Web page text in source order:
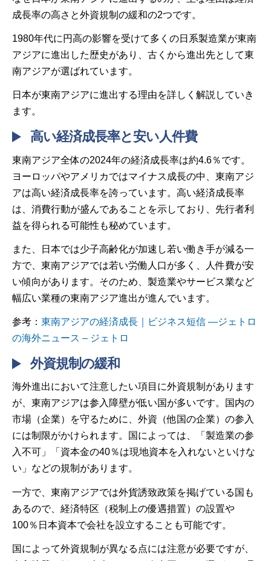
成長率の高さと外資規制の緩和の2つです。
1980年代に円高の影響を受けて多くの日系製造業が東南
アジアに進出した歴史があり、古くから進出先として東
南アジアが選ばれています。
日本が東南アジアに進出する理由を詳しく解説していき
ます。
高い経済成長率と安い人件費
東南アジア全体の2024年の経済成長率は約4.6％です。
ヨーロッパやアメリカではマイナス成長の中、東南アジ
アは高い経済成長率を誇っています。高い経済成長率
は、消費行動が盛んであることを示しており、先行者利
益を得られる可能性も秘めています。
また、日本では少子高齢化が加速し若い働き手が減る一
方で、東南アジアでは若い労働人口が多く、人件費が安
い傾向があります。そのため、製造業やサービス業など
幅広い業種の東南アジア進出が進んでいます。
参考： 東南アジアの経済成長｜ビジネス短信 ―ジェトロ
の海外ニュース – ジェトロ
外資規制の緩和
海外進出において注意したい項目に外資規制があります
が、東南アジアは参入障壁が低い国が多いです。国内の
市場（企業）を守るために、外資（他国の企業）の参入
には制限がかけられます。国によっては、「製造業の参
入不可」「資本金の40％は現地資本を入れないといけな
い」などの規制があります。
一方で、東南アジアでは外貨誘致政策を掲げている国も
あるので、経済特区（税制上の優遇措置）の設置や
100％日本資本で会社を設立することも可能です。
国によって外資規制が異なる点には注意が必要ですが、